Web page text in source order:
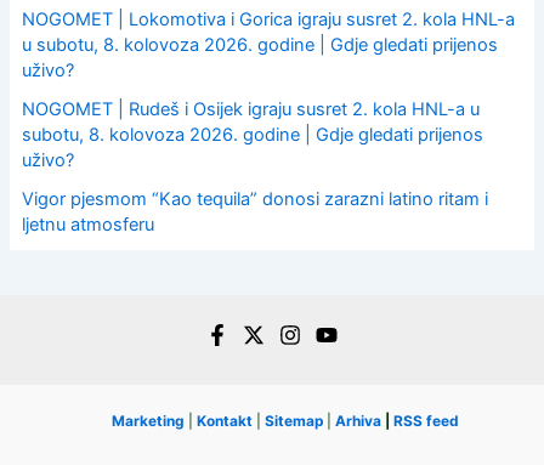
NOGOMET | Lokomotiva i Gorica igraju susret 2. kola HNL-a
u subotu, 8. kolovoza 2026. godine | Gdje gledati prijenos
uživo?
NOGOMET | Rudeš i Osijek igraju susret 2. kola HNL-a u
subotu, 8. kolovoza 2026. godine | Gdje gledati prijenos
uživo?
Vigor pjesmom “Kao tequila” donosi zarazni latino ritam i
ljetnu atmosferu
Marketing Kontakt Sitemap Arhiva RSS feed